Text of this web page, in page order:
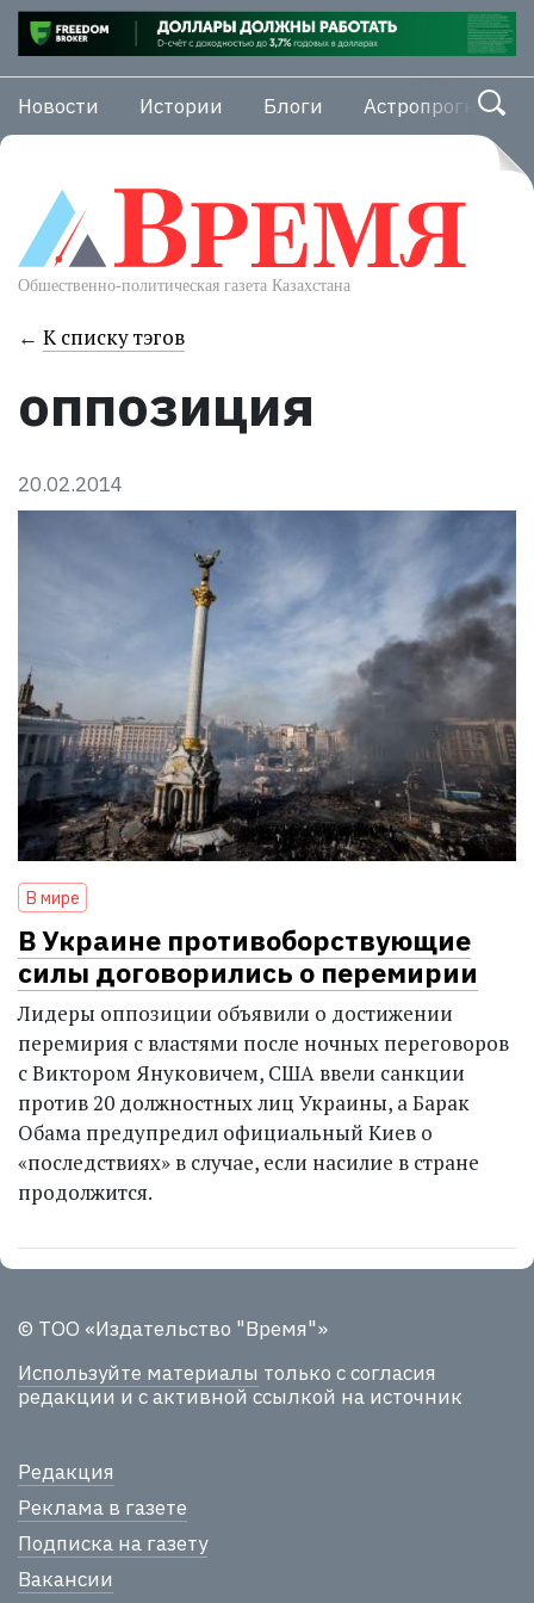
Новости Истории Блоги Астропрогноз
← К списку тэгов
оппозиция
20.02.2014
В мире
В Украине противоборствующие
силы договорились о перемирии
Лидеры оппозиции объявили о достижении
перемирия с властями после ночных переговоров
с Виктором Януковичем, США ввели санкции
против 20 должностных лиц Украины, а Барак
Обама предупредил официальный Киев о
«последствиях» в случае, если насилие в стране
продолжится.
© ТОО «Издательство "Время"»
Используйте материалы только с согласия
редакции и с активной ссылкой на источник
Редакция
Реклама в газете
Подписка на газету
Вакансии